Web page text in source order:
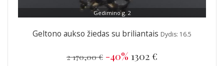
Gedimino g. 2
Geltono aukso žiedas su briliantais Dydis: 16.5
2 170,00 € -40% 1302 €